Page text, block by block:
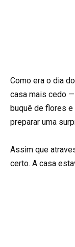
Como era o dia
casa mais cedo
buquê de flores
preparar uma
Assim que
certo. A casa